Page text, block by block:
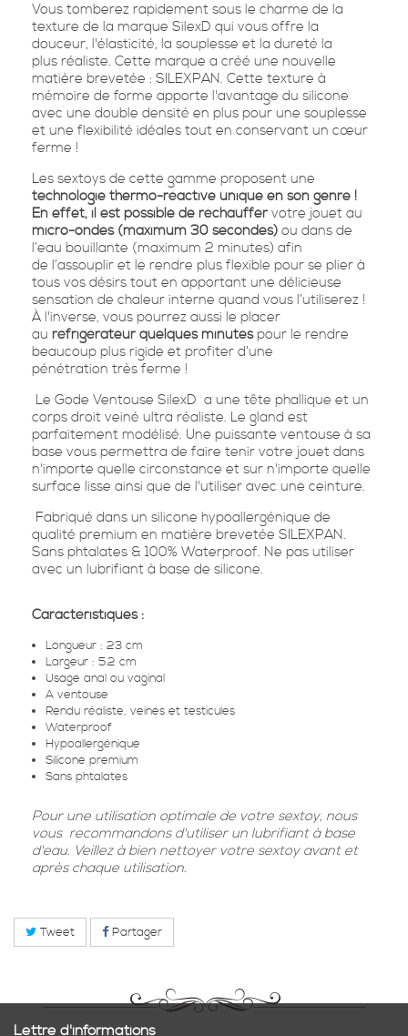
Vous tomberez rapidement sous le charme de la
texture de la marque SilexD qui vous offre la
douceur, l'élasticité, la souplesse et la dureté la
plus réaliste. Cette marque a créé une nouvelle
matière brevetée : SILEXPAN. Cette texture à
mémoire de forme apporte l'avantage du silicone
avec une double densité en plus pour une souplesse
et une flexibilité idéales tout en conservant un cœur
ferme !
Les sextoys de cette gamme proposent une
technologie thermo-réactive unique en son genre !
En effet, il est possible de réchauffer votre jouet au
micro-ondes (maximum 30 secondes) ou dans de
l’eau bouillante (maximum 2 minutes) afin
de l’assouplir et le rendre plus flexible pour se plier à
tous vos désirs tout en apportant une délicieuse
sensation de chaleur interne quand vous l’utiliserez !
À l'inverse, vous pourrez aussi le placer
au réfrigérateur quelques minutespour le rendre
beaucoup plus rigide et profiter d’une
pénétration très ferme !
Le Gode Ventouse SilexD a une tête phallique et un
corps droit veiné ultra réaliste. Le gland est
parfaitement modélisé. Une puissante ventouse à sa
base vous permettra de faire tenir votre jouet dans
n'importe quelle circonstance et sur n'importe quelle
surface lisse ainsi que de l'utiliser avec une ceinture.
Fabriqué dans un silicone hypoallergénique de
qualité premium en matière brevetée SILEXPAN.
Sans phtalates & 100% Waterproof. Ne pas utiliser
avec un lubrifiant à base de silicone.
Caractéristiques :
Longueur : 23 cm
Largeur : 5.2 cm
Usage anal ou vaginal
A ventouse
Rendu réaliste, veines et testicules
Waterproof
Hypoallergénique
Silicone premium
Sans phtalates
Pour une utilisation optimale de votre sextoy, nous
vous recommandons d'utiliser un lubrifiant à base
d'eau. Veillez à bien nettoyer votre sextoy avant et
après chaque utilisation.
Tweet Partager
Lettre d'informations